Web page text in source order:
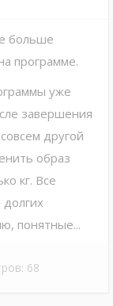
больше
программе.
уже
завершения
другой
образ
кг. Все
понятные...
68